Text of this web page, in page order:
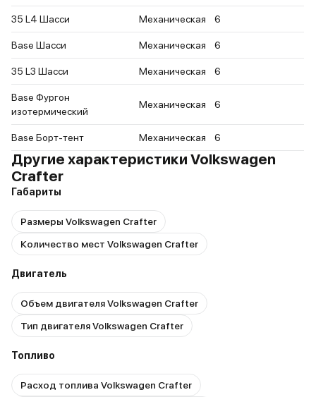
35 L4 Шасси Механическая 6
Base Шасси Механическая 6
35 L3 Шасси Механическая 6
Base Фургон
изотермический
Механическая 6
Base Борт-тент Механическая 6
Другие характеристики Volkswagen
Crafter
Габариты
Размеры Volkswagen Crafter
Количество мест Volkswagen Crafter
Двигатель
Объем двигателя Volkswagen Crafter
Тип двигателя Volkswagen Crafter
Топливо
Расход топлива Volkswagen Crafter